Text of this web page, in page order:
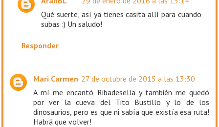
Qué suerte, así ya tienes casita allí para cuando
subas :) Un saludo!
Responder
Mari Carmen 27 de octubre de 2015 a las 13:30
A mí me encantó Ribadesella y también me quedó
por ver la cueva del Tito Bustillo y lo de los
dinosaurios, pero es que ni sabía que existía esa ruta!
Habrá que volver!